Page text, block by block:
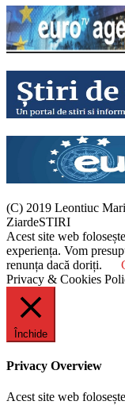
(C) 2019 Leontiuc
ZiardeSTIRI
Acest site web
experiența. Vom
renunța dacă doriți.
Privacy & Cookies
Închide
Privacy Overview
Acest site web